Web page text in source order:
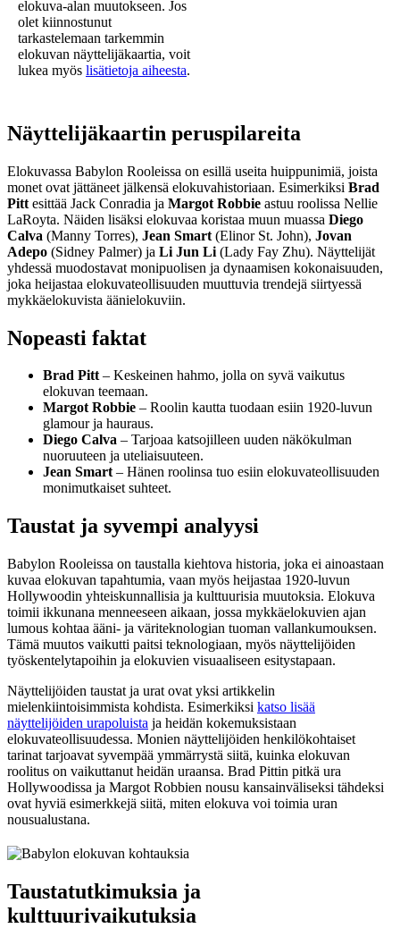
elokuva-alan muutokseen. Jos
olet kiinnostunut
tarkastelemaan tarkemmin
elokuvan näyttelijäkaartia, voit
lukea myös lisätietoja aiheesta.
Näyttelijäkaartin peruspilareita
Elokuvassa Babylon Rooleissa on esillä useita huippunimiä, joista
monet ovat jättäneet jälkensä elokuvahistoriaan. Esimerkiksi Brad
Pitt esittää Jack Conradia ja Margot Robbie astuu roolissa Nellie
LaRoyta. Näiden lisäksi elokuvaa koristaa muun muassa Diego
Calva (Manny Torres), Jean Smart (Elinor St. John), Jovan
Adepo (Sidney Palmer) ja Li Jun Li (Lady Fay Zhu). Näyttelijät
yhdessä muodostavat monipuolisen ja dynaamisen kokonaisuuden,
joka heijastaa elokuvateollisuuden muuttuvia trendejä siirtyessä
mykkäelokuvista äänielokuviin.
Nopeasti faktat
Brad Pitt– Keskeinen hahmo, jolla on syvä vaikutus
elokuvan teemaan.
Margot Robbie – Roolin kautta tuodaan esiin 1920-luvun
glamour ja hauraus.
Diego Calva – Tarjoaa katsojilleen uuden näkökulman
nuoruuteen ja uteliaisuuteen.
Jean Smart– Hänen roolinsa tuo esiin elokuvateollisuuden
monimutkaiset suhteet.
Taustat ja syvempi analyysi
Babylon Rooleissa on taustalla kiehtova historia, joka ei ainoastaan
kuvaa elokuvan tapahtumia, vaan myös heijastaa 1920-luvun
Hollywoodin yhteiskunnallisia ja kulttuurisia muutoksia. Elokuva
toimii ikkunana menneeseen aikaan, jossa mykkäelokuvien ajan
lumous kohtaa ääni- ja väriteknologian tuoman vallankumouksen.
Tämä muutos vaikutti paitsi teknologiaan, myös näyttelijöiden
työskentelytapoihin ja elokuvien visuaaliseen esitystapaan.
Näyttelijöiden taustat ja urat ovat yksi artikkelin
mielenkiintoisimmista kohdista. Esimerkiksi katso lisää
näyttelijöiden urapoluista ja heidän kokemuksistaan
elokuvateollisuudessa. Monien näyttelijöiden henkilökohtaiset
tarinat tarjoavat syvempää ymmärrystä siitä, kuinka elokuvan
roolitus on vaikuttanut heidän uraansa. Brad Pittin pitkä ura
Hollywoodissa ja Margot Robbien nousu kansainväliseksi tähdeksi
ovat hyviä esimerkkejä siitä, miten elokuva voi toimia uran
nousualustana.
Taustatutkimuksia ja
kulttuurivaikutuksia